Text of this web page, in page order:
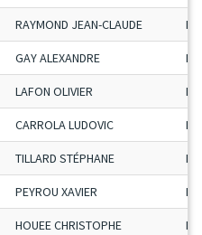
RAYMOND JEAN-CLAUDE
GAY ALEXANDRE
LAFON OLIVIER
CARROLA LUDOVIC
TILLARD STÉPHANE
PEYROU XAVIER
HOUEE CHRISTOPHE